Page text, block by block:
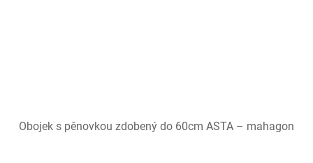
Obojek s pěnovkou zdobený do 60cm ASTA – mahagon